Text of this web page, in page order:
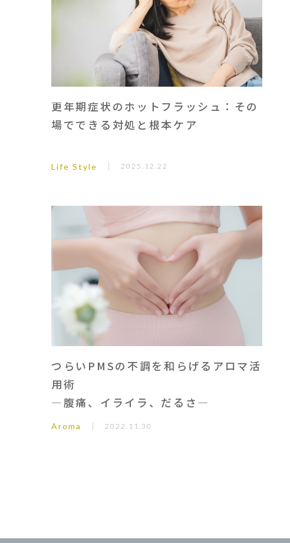
更年期症状のホットフラッシュ：その
場でできる対処と根本ケア
Life Style 2025.12.22
つらいPMSの不調を和らげるアロマ活
用術
―腹痛、イライラ、だるさ―
Aroma 2022.11.30